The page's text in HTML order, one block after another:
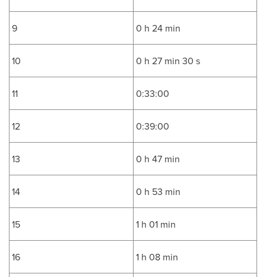
9 0 h 24 min
10 0 h 27 min 30 s
11 0:33:00
12 0:39:00
13 0 h 47 min
14 0 h 53 min
15 1 h 01 min
16 1 h 08 min